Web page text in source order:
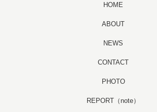
HOME
ABOUT
NEWS
CONTACT
PHOTO
REPORT（note）